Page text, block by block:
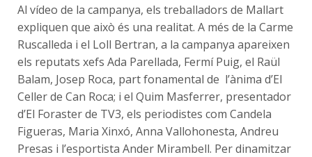
Al vídeo de la campanya, els treballadors de Mallart
expliquen que això és una realitat. A més de la Carme
Ruscalleda i el Loll Bertran, a la campanya apareixen
els reputats xefs Ada Parellada, Fermí Puig, el Raül
Balam, Josep Roca, part fonamental de l’ànima d’El
Celler de Can Roca; i el Quim Masferrer, presentador
d’El Foraster de TV3, els periodistes com Candela
Figueras, Maria Xinxó, Anna Vallohonesta, Andreu
Presas i l’esportista Ander Mirambell. Per dinamitzar